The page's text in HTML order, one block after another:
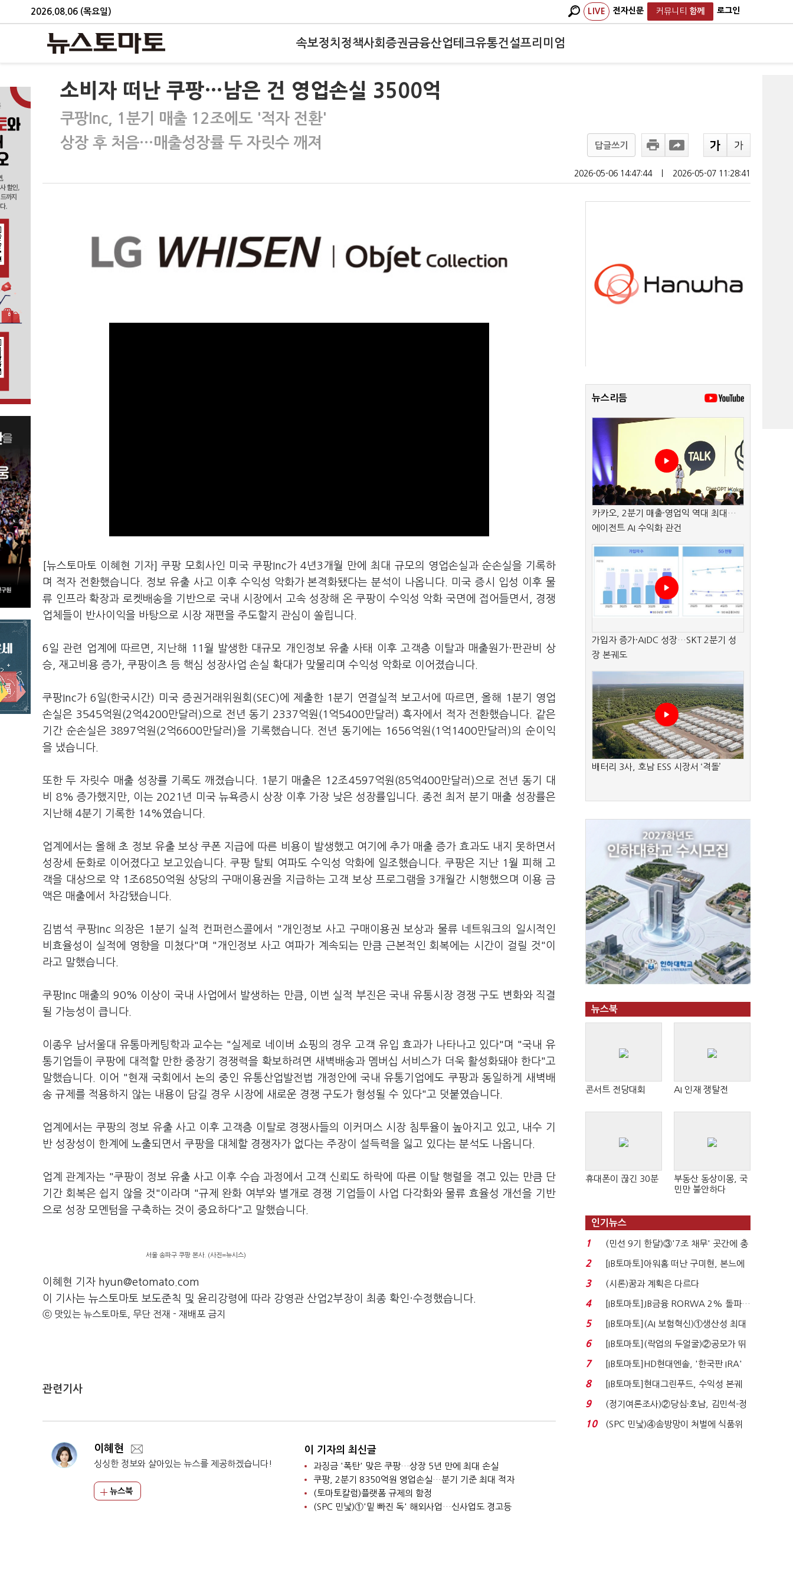
2026.08.06 (목요일) LIVE 전자신문 커뮤니티 함께 로그인
속보정치 정책사회 증권금융산업테크유통건설프리미엄
소비자 떠난 쿠팡…남은 건 영업손실 3500억
쿠팡Inc, 1분기 매출 12조에도 '적자 전환'
상장 후 처음…매출성장률 두 자릿수 깨져
답글쓰기
2026-05-06 14:47:44 2026-05-07 11:28:41
[뉴스토마토 이혜현 기자] 쿠팡 모회사인 미국 쿠팡Inc가 4년3개월 만에 최대 규모의 영업손실과 순손실을 기록하
며 적자 전환했습니다. 정보 유출 사고 이후 수익성 악화가 본격화됐다는 분석이 나옵니다. 미국 증시 입성 이후 물
류 인프라 확장과 로켓배송을 기반으로 국내 시장에서 고속 성장해 온 쿠팡이 수익성 악화 국면에 접어들면서, 경쟁
업체들이 반사이익을 바탕으로 시장 재편을 주도할지 관심이 쏠립니다.
6일 관련 업계에 따르면, 지난해 11월 발생한 대규모 개인정보 유출 사태 이후 고객층 이탈과 매출원가·판관비 상
승, 재고비용 증가, 쿠팡이츠 등 핵심 성장사업 손실 확대가 맞물리며 수익성 악화로 이어졌습니다.
쿠팡Inc가 6일(한국시간) 미국 증권거래위원회(SEC)에 제출한 1분기 연결실적 보고서에 따르면, 올해 1분기 영업
손실은 3545억원(2억4200만달러)으로 전년 동기 2337억원(1억5400만달러) 흑자에서 적자 전환했습니다. 같은
기간 순손실은 3897억원(2억6600만달러)을 기록했습니다. 전년 동기에는 1656억원(1억1400만달러)의 순이익
을 냈습니다.
또한 두 자릿수 매출 성장률 기록도 깨졌습니다. 1분기 매출은 12조4597억원(85억400만달러)으로 전년 동기 대
비 8% 증가했지만, 이는 2021년 미국 뉴욕증시 상장 이후 가장 낮은 성장률입니다. 종전 최저 분기 매출 성장률은
지난해 4분기 기록한 14%였습니다.
업계에서는 올해 초 정보 유출 보상 쿠폰 지급에 따른 비용이 발생했고 여기에 추가 매출 증가 효과도 내지 못하면서
성장세 둔화로 이어졌다고 보고있습니다. 쿠팡 탈퇴 여파도 수익성 악화에 일조했습니다. 쿠팡은 지난 1월 피해 고
객을 대상으로 약 1조6850억원 상당의 구매이용권을 지급하는 고객 보상 프로그램을 3개월간 시행했으며 이용 금
액은 매출에서 차감됐습니다.
김범석 쿠팡Inc 의장은 1분기 실적 컨퍼런스콜에서 "개인정보 사고 구매이용권 보상과 물류 네트워크의 일시적인
비효율성이 실적에 영향을 미쳤다"며 "개인정보 사고 여파가 계속되는 만큼 근본적인 회복에는 시간이 걸릴 것"이
라고 말했습니다.
쿠팡Inc 매출의 90% 이상이 국내 사업에서 발생하는 만큼, 이번 실적 부진은 국내 유통시장 경쟁 구도 변화와 직결
될 가능성이 큽니다.
이종우 남서울대 유통마케팅학과 교수는 "실제로 네이버 쇼핑의 경우 고객 유입 효과가 나타나고 있다"며 "국내 유
통기업들이 쿠팡에 대적할 만한 중장기 경쟁력을 확보하려면 새벽배송과 멤버십 서비스가 더욱 활성화돼야 한다"고
말했습니다. 이어 "현재 국회에서 논의 중인 유통산업발전법 개정안에 국내 유통기업에도 쿠팡과 동일하게 새벽배
송 규제를 적용하지 않는 내용이 담길 경우 시장에 새로운 경쟁 구도가 형성될 수 있다"고 덧붙였습니다.
업계에서는 쿠팡의 정보 유출 사고 이후 고객층 이탈로 경쟁사들의 이커머스 시장 침투율이 높아지고 있고, 내수 기
반 성장성이 한계에 노출되면서 쿠팡을 대체할 경쟁자가 없다는 주장이 설득력을 잃고 있다는 분석도 나옵니다.
업계 관계자는 "쿠팡이 정보 유출 사고 이후 수습 과정에서 고객 신뢰도 하락에 따른 이탈 행렬을 겪고 있는 만큼 단
기간 회복은 쉽지 않을 것"이라며 "규제 완화 여부와 별개로 경쟁 기업들이 사업 다각화와 물류 효율성 개선을 기반
으로 성장 모멘텀을 구축하는 것이 중요하다"고 말했습니다.
서울 송파구 쿠팡 본사. (사진=뉴시스)
이혜현 기자 hyun@etomato.com
이 기사는 뉴스토마토 보도준칙 및 윤리강령에 따라 강영관 산업2부장이 최종 확인·수정했습니다.
ⓒ 맛있는 뉴스토마토, 무단 전재 - 재배포 금지
관련기사
이혜현
싱싱한 정보와 살아있는 뉴스를 제공하겠습니다!
뉴스북
이 기자의 최신글
과징금 '폭탄' 맞은 쿠팡…상장 5년 만에 최대 손실
쿠팡, 2분기 8350억원 영업손실…분기 기준 최대 적자
(토마토칼럼)플랫폼 규제의 함정
(SPC 민낯)①'밑 빠진 독' 해외사업…신사업도 경고등
뉴스리듬
카카오, 2분기 매출·영업익 역대 최대…
에이전트 AI 수익화 관건
가입자 증가·AIDC 성장…SKT 2분기 성
장 본궤도
배터리 3사, 호남 ESS 시장서 ‘격돌’
뉴스북
콘서트 전당대회 AI 인재 쟁탈전
휴대폰이 끊긴 30분
부동산 동상이몽, 국
민만 불안하다
인기뉴스
1
(민선 9기 한달)③'7조 채무' 곳간에 충
격…추미애, 20년...
2
[IB토마토]아워홈 떠난 구미현, 본느에
340억 베팅…가...
3 (시론)꿈과 계획은 다르다
4
[IB토마토]JB금융 RORWA 2% 돌파…
실적 견인은 은행 ...
5
[IB토마토](AI 보험혁신)①생산성 최대
80% 개선…현실...
6
[IB토마토](락업의 두얼굴)②공모가 뛰
자 첫날 매도…FI ...
7
[IB토마토]HD현대엔솔, '한국판 IRA'
수혜 부상…세액공...
8
[IB토마토]현대그린푸드, 수익성 본궤
도…실적 개선에 ...
9
(정기여론조사)②당심·호남, 김민석-정
청래 '초접전'...
10
(SPC 민낯)④솜방망이 처벌에 식품위